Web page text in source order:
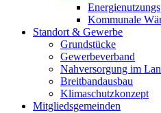
Kommunale
Standort & Gewerbe
Grundstücke
Gewerbeverband
Nahversorgung im
Breitbandausbau
Klimaschutzkonzept
Mitgliedsgemeinden